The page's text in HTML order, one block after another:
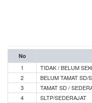
No
1
TIDAK / BELUM
2
BELUM TAMAT SD/
3
TAMAT SD /
4
SLTP/SEDERAJAT